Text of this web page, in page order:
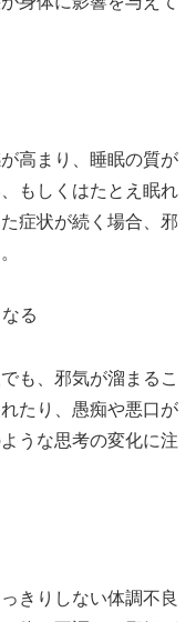
高まり、睡眠の質が
もしくはたとえ眠れ
症状が続く場合、邪
る
も、邪気が溜まるこ
たり、愚痴や悪口が
うな思考の変化に注
きりしない体調不良